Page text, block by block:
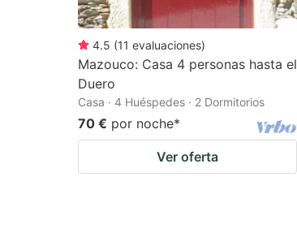
4.5 (11 evaluaciones)
Mazouco: Casa 4 personas hasta el
Duero
Casa · 4 Huéspedes · 2 Dormitorios
70 € por noche*
Ver oferta